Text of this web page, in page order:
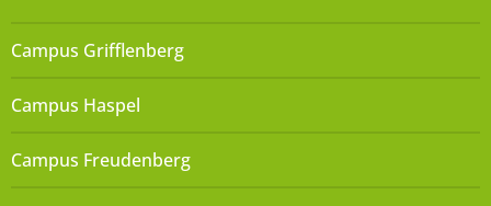
Campus Grifflenberg
Campus Haspel
Campus Freudenberg